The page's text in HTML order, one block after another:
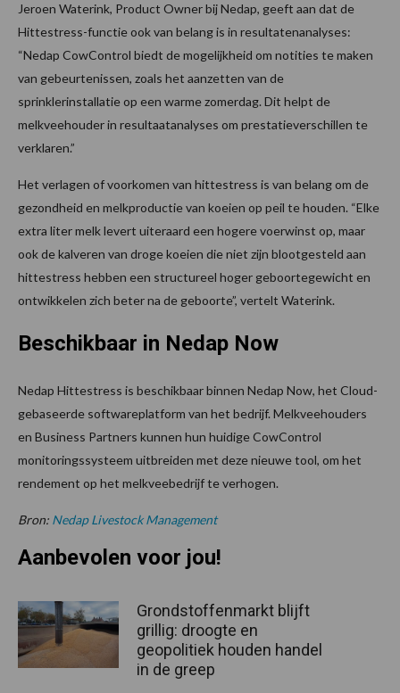
Jeroen Waterink, Product Owner bij Nedap, geeft aan dat de
Hittestress-functie ook van belang is in resultatenanalyses:
“Nedap CowControl biedt de mogelijkheid om notities te maken
van gebeurtenissen, zoals het aanzetten van de
sprinklerinstallatie op een warme zomerdag. Dit helpt de
melkveehouder in resultaatanalyses om prestatieverschillen te
verklaren.”
Het verlagen of voorkomen van hittestress is van belang om de
gezondheid en melkproductie van koeien op peil te houden. “Elke
extra liter melk levert uiteraard een hogere voerwinst op, maar
ook de kalveren van droge koeien die niet zijn blootgesteld aan
hittestress hebben een structureel hoger geboortegewicht en
ontwikkelen zich beter na de geboorte”, vertelt Waterink.
Beschikbaar in Nedap Now
Nedap Hittestress is beschikbaar binnen Nedap Now, het Cloud-
gebaseerde softwareplatform van het bedrijf. Melkveehouders
en Business Partners kunnen hun huidige CowControl
monitoringssysteem uitbreiden met deze nieuwe tool, om het
rendement op het melkveebedrijf te verhogen.
Bron: Nedap Livestock Management
Aanbevolen voor jou!
Grondstoffenmarkt blijft
grillig: droogte en
geopolitiek houden handel
in de greep